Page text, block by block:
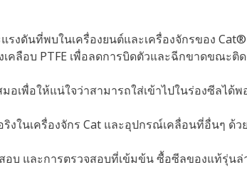
งดันที่พบในเครื่องยนต์และเครื่องจักรของ
คลือบ PTFE เพื่อลดการบิดตัวและฉีกขาดขณะติ
เพื่อให้แน่ใจว่าสามารถใส่เข้าไปในร่องซีลได้
งในเครื่องจักร Cat และอุปกรณ์เคลื่อนที่อื่นๆ ด้
บ และการตรวจสอบที่เข้มข้น ซื้อซีลของแท้รุ่น